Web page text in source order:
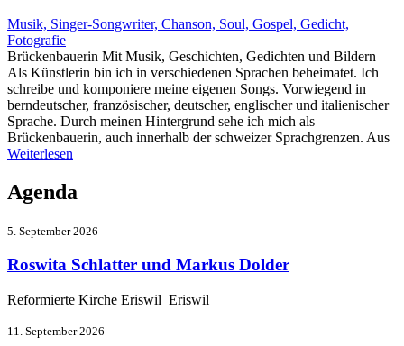
Musik, Singer-Songwriter, Chanson, Soul, Gospel, Gedicht,
Fotografie
Brückenbauerin Mit Musik, Geschichten, Gedichten und Bildern
Als Künstlerin bin ich in verschiedenen Sprachen beheimatet. Ich
schreibe und komponiere meine eigenen Songs. Vorwiegend in
berndeutscher, französischer, deutscher, englischer und italienischer
Sprache. Durch meinen Hintergrund sehe ich mich als
Brückenbauerin, auch innerhalb der schweizer Sprachgrenzen. Aus
Weiterlesen
Agenda
5. September 2026
Roswita Schlatter und Markus Dolder
Reformierte Kirche Eriswil Eriswil
11. September 2026